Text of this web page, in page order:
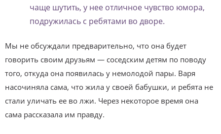
чаще шутить, у нее отличное чувство юмора,
подружилась с ребятами во дворе.
Мы не обсуждали предварительно, что она будет
говорить своим друзьям — соседским детям по поводу
того, откуда она появилась у немолодой пары. Варя
насочиняла сама, что жила у своей бабушки, и ребята не
стали уличать ее во лжи. Через некоторое время она
сама рассказала им правду.